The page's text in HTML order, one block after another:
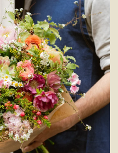
et du début d’automne.
et de vitalité, ce bouquet
à tout intérieur. Pensé pour
l'énergie du mois de septembre,
ou marquer un nouveau
Roissy en Brie et alentours.